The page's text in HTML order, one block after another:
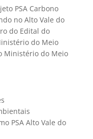
PSA Carbono
no Alto Vale do
do Edital do
do Meio
Ministério do Meio
PSA Alto Vale do